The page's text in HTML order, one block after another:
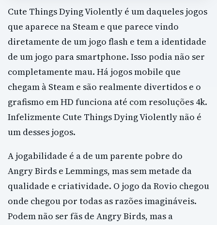
Cute Things Dying Violently é um daqueles jogos
que aparece na Steam e que parece vindo
diretamente de um jogo flash e tem a identidade
de um jogo para smartphone. Isso podia não ser
completamente mau. Há jogos mobile que
chegam à Steam e são realmente divertidos e o
grafismo em HD funciona até com resoluções 4k.
Infelizmente Cute Things Dying Violently não é
um desses jogos.
A jogabilidade é a de um parente pobre do
Angry Birds e Lemmings, mas sem metade da
qualidade e criatividade. O jogo da Rovio chegou
onde chegou por todas as razões imagináveis.
Podem não ser fãs de Angry Birds, mas a